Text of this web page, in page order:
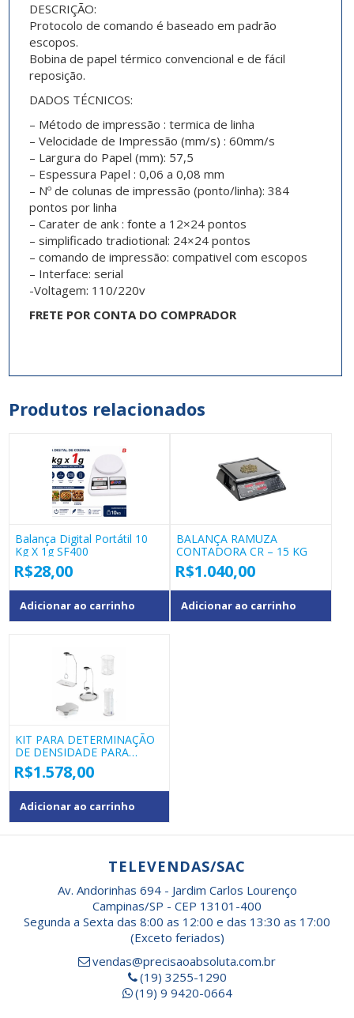
DESCRIÇÃO:
Protocolo de comando é baseado em padrão
escopos.
Bobina de papel térmico convencional e de fácil
reposição.
DADOS TÉCNICOS:
– Método de impressão : termica de linha
– Velocidade de Impressão (mm/s) : 60mm/s
– Largura do Papel (mm): 57,5
– Espessura Papel : 0,06 a 0,08 mm
– Nº de colunas de impressão (ponto/linha): 384
pontos por linha
– Carater de ank : fonte a 12×24 pontos
– simplificado tradiotional: 24×24 pontos
– comando de impressão: compativel com escopos
– Interface: serial
-Voltagem: 110/220v
FRETE POR CONTA DO COMPRADOR
Produtos relacionados
Balança Digital Portátil 10
Kg X 1g SF400
R$28,00
Adicionar ao carrinho
BALANÇA RAMUZA
CONTADORA CR – 15 KG
R$1.040,00
Adicionar ao carrinho
KIT PARA DETERMINAÇÃO
DE DENSIDADE PARA
BALANÇA BEL
R$1.578,00
Adicionar ao carrinho
TELEVENDAS/SAC
Av. Andorinhas 694 - Jardim Carlos Lourenço
Campinas/SP - CEP 13101-400
Segunda a Sexta das 8:00 as 12:00 e das 13:30 as 17:00
(Exceto feriados)
vendas@precisaoabsoluta.com.br
(19) 3255-1290
(19) 9 9420-0664